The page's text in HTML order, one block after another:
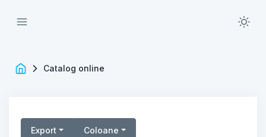
Catalog online
Export Coloane